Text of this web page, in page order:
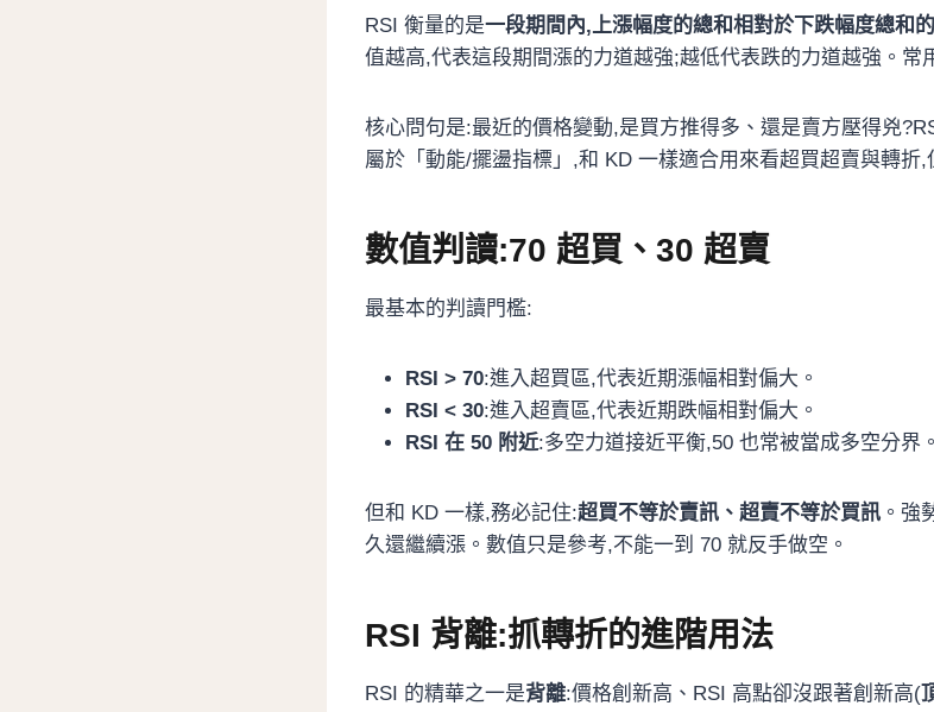
RSI 衡量的是一段期間內,上漲幅度的總和相對於下跌幅度總和
值越高,代表這段期間漲的力道越強;越低代表跌的力道越強。常
核心問句是:最近的價格變動,是買方推得多、還是賣方壓得兇
屬於「動能/擺盪指標」,和 KD 一樣適合用來看超買超賣與轉折,
數值判讀:70 超買、30 超賣
最基本的判讀門檻:
RSI > 70:進入超買區,代表近期漲幅相對偏大。
RSI < 30:進入超賣區,代表近期跌幅相對偏大。
RSI 在 50 附近:多空力道接近平衡,50 也常被當成多空分界。
但和 KD 一樣,務必記住:超買不等於賣訊、超賣不等於買訊 。強
久還繼續漲。數值只是參考,不能一到 70 就反手做空。
RSI 背離:抓轉折的進階用法
RSI 的精華之一是背離:價格創新高、RSI 高點卻沒跟著創新高(